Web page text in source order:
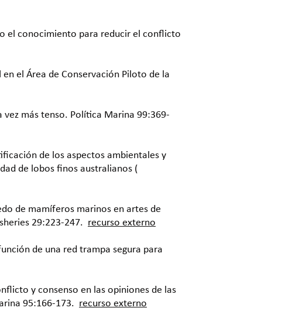
el conocimiento para reducir el conflicto
el Área de Conservación Piloto de la
más tenso. Política Marina 99:369-
de los aspectos ambientales y
de lobos finos australianos (
de mamíferos marinos en artes de
29:223-247. recurso externo
de una red trampa segura para
y consenso en las opiniones de las
95:166-173. recurso externo